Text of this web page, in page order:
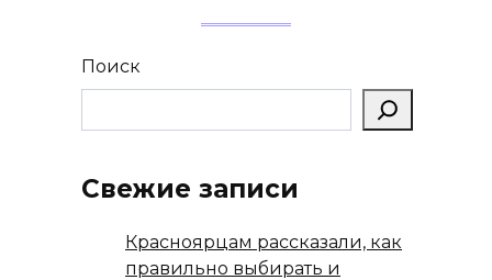
Поиск
Свежие записи
Красноярцам рассказали, как
правильно выбирать и